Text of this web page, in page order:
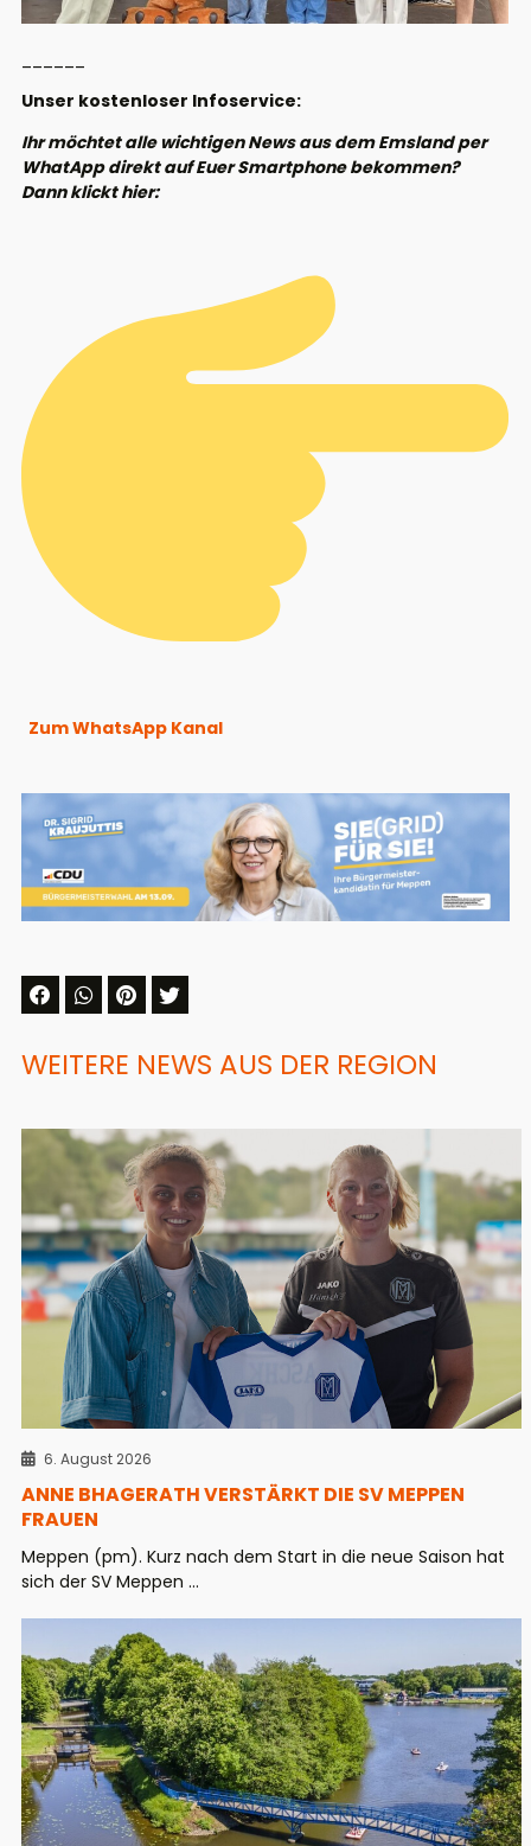
Unser kostenloser Infoservice:
Ihr möchtet alle wichtigen News aus dem Emsland per
WhatApp direkt auf Euer Smartphone bekommen?
Dann klickt hier:
Zum WhatsApp Kanal
WEITERE NEWS AUS DER REGION
6. August 2026
ANNE BHAGERATH VERSTÄRKT DIE SV MEPPEN
FRAUEN
Meppen (pm). Kurz nach dem Start in die neue Saison hat
sich der SV Meppen ...